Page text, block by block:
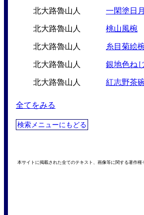
北大路魯山人 一閑塗日
北大路魯山人 桃山風椀
北大路魯山人 糸目菊絵
北大路魯山人 銀地色ね
北大路魯山人 紅志野茶
全てをみる
検索メニューにもどる
本サイトに掲載された全てのテキスト、画像等に関する著作